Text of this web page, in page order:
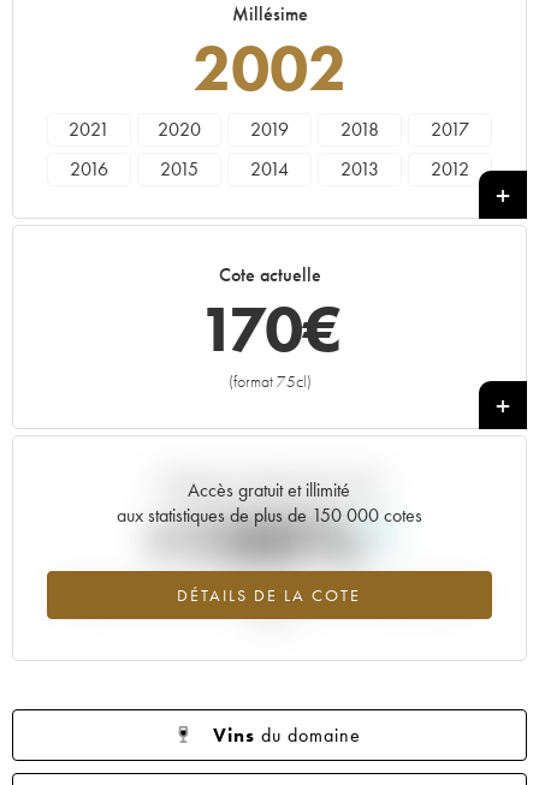
Millésime
2002
2021 2020 2019 2018
2017
2016
2015 2014 2013
2012
1999
1993
Cote actuelle
170€
(format 75cl)
+
Accès gratuit et illimité
aux statistiques de plus de 150 000 cotes
DÉTAILS DE LA COTE
Tendance actuelle de la cote
+100%
Tendance à la hausse du millésime 2002 en 2026 par rapport à
Vins du domaine